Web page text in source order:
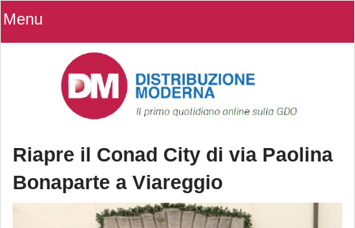
Menu
Riapre il Conad City di via Paolina
Bonaparte a Viareggio